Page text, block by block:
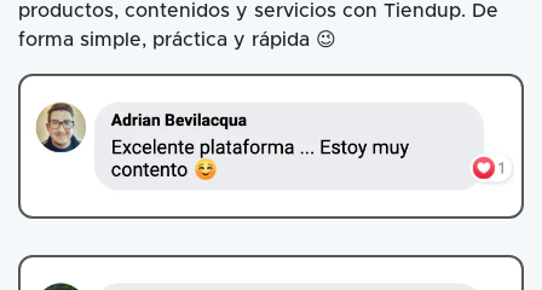
productos, contenidos y servicios con Tiendup. De
forma simple, práctica y rápida 😉